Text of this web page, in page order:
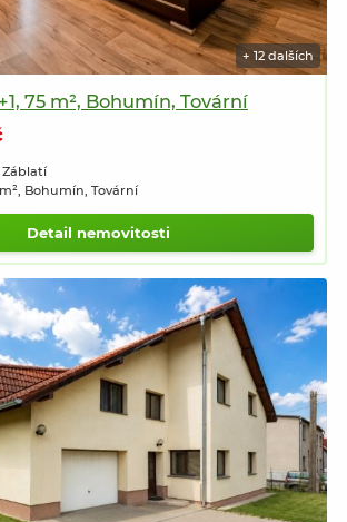
+ 12 dalších
75 m², Bohumín, Tovární
Záblatí
Bohumín, Tovární
Detail nemovitosti